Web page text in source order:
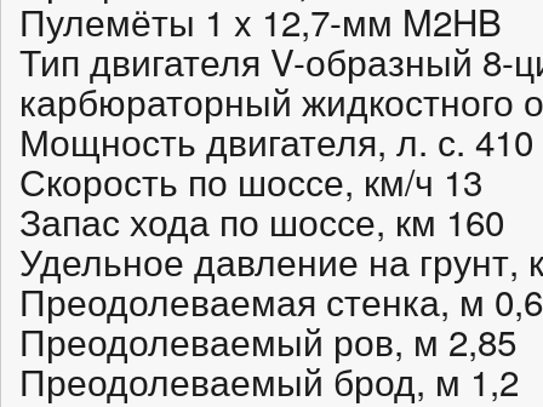
Пулемёты 1 x 12,7-мм M2HB
Тип двигателя V-образный 8-
карбюраторный жидкостного
Мощность двигателя, л. с. 410
Скорость по шоссе, км/ч 13
Запас хода по шоссе, км 160
Удельное давление на грунт,
Преодолеваемая стенка, м 0,6
Преодолеваемый ров, м 2,85
Преодолеваемый брод, м 1,2